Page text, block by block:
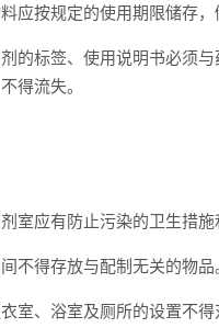
应按规定的使用期限储存，
的标签、使用说明书必须
得流失。
室应有防止污染的卫生措施
不得存放与配制无关的物品
室、浴室及厕所的设置不得